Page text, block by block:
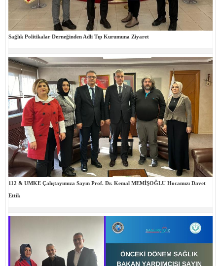
Sağlık Politikalar Derneğinden Adli Tıp Kurumuna Ziyaret
112 & UMKE Çalıştayımıza Sayın Prof. Dr. Kemal MEMİŞOĞLU Hocamızı Davet
Ettik